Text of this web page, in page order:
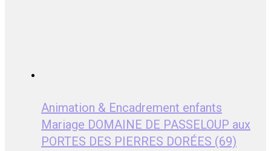
Animation & Encadrement enfants
Mariage DOMAINE DE PASSELOUP aux
PORTES DES PIERRES DORÉES (69)